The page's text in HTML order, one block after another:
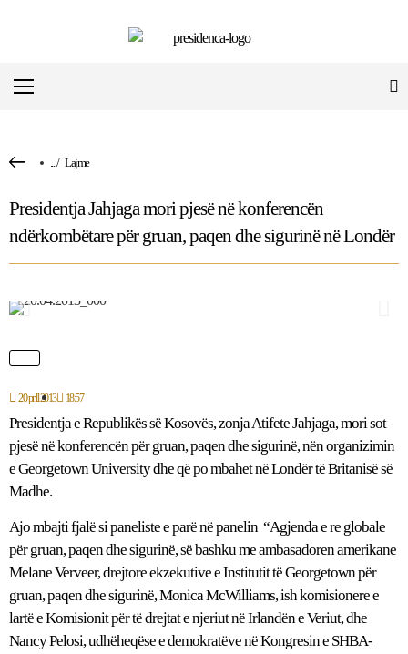
.../ Lajme
Presidentja Jahjaga mori pjesë në konferencën
ndërkombëtare për gruan, paqen dhe sigurinë në Londër
20 prill 2013 18:57
Presidentja e Republikës së Kosovës, zonja Atifete Jahjaga, mori sot
pjesë në konferencën për gruan, paqen dhe sigurinë, nën organizimin
e Georgetown University dhe që po mbahet në Londër të Britanisë së
Madhe.
Ajo mbajti fjalë si paneliste e parë në panelin “Agjenda e re globale
për gruan, paqen dhe sigurinë, së bashku me ambasadoren amerikane
Melane Verveer, drejtore ekzekutive e Institutit të Georgetown për
gruan, paqen dhe sigurinë, Monica McWilliams, ish komisionere e
lartë e Komisionit për të drejtat e njeriut në Irlandën e Veriut, dhe
Nancy Pelosi, udhëheqëse e demokratëve në Kongresin e SHBA-